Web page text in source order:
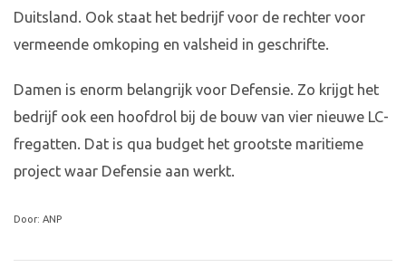
Duitsland. Ook staat het bedrijf voor de rechter voor
vermeende omkoping en valsheid in geschrifte.
Damen is enorm belangrijk voor Defensie. Zo krijgt het
bedrijf ook een hoofdrol bij de bouw van vier nieuwe LC-
fregatten. Dat is qua budget het grootste maritieme
project waar Defensie aan werkt.
Door: ANP